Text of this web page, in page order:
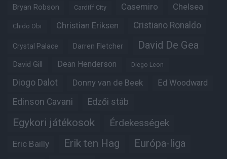
Bryan Robson Cardiff City Casemiro Chelsea
Chido Obi Christian Eriksen Cristiano Ronaldo
Crystal Palace Darren Fletcher David De Gea
David Gill Dean Henderson Diego Leon
Diogo Dalot Donny van de Beek Ed Woodward
Edinson Cavani Edzői stáb
Egykori játékosok Érdekességek
Eric Bailly Erik ten Hag Európa-liga